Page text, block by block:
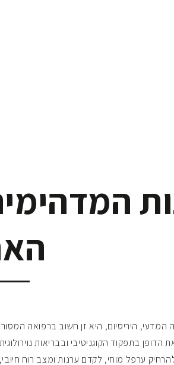
המדעי, היריסיום, היא זן חשוב ברפואה
בתפקוד הקוגניטיבי ובבריאות
ערפל מוחי, לקדם ערנות ומצב רוח